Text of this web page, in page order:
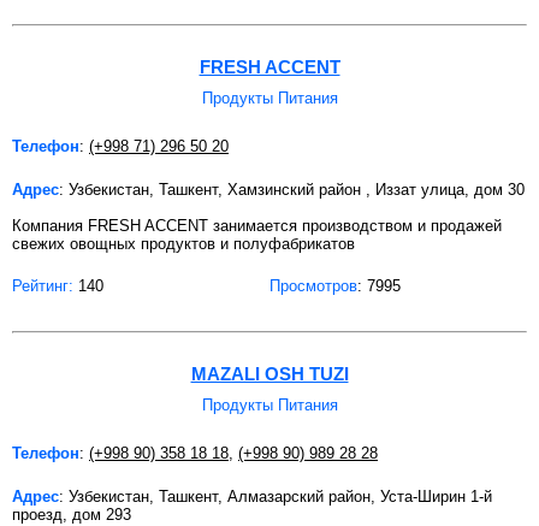
FRESH ACCENT
Продукты Питания
Телефон: (+998 71) 296 50 20
Адрес: Узбекистан, Ташкент, Хамзинский район , Иззат улица, дом 30
Компания FRESH ACCENT занимается производством и продажей
свежих овощных продуктов и полуфабрикатов
Рейтинг: 140 Просмотров: 7995
MAZALI OSH TUZI
Продукты Питания
Телефон: (+998 90) 358 18 18, (+998 90) 989 28 28
Адрес: Узбекистан, Ташкент, Алмазарский район, Уста-Ширин 1-й
проезд, дом 293